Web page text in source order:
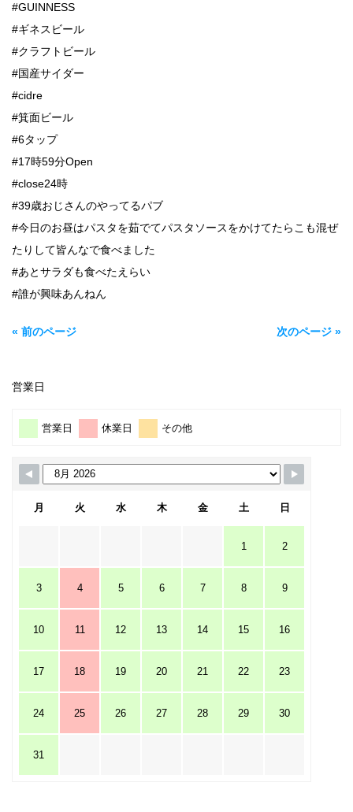
#GUINNESS
#ギネスビール
#クラフトビール
#国産サイダー
#cidre
#箕面ビール
#6タップ
#17時59分Open
#close24時
#39歳おじさんのやってるパブ
#今日のお昼はパスタを茹でてパスタソースをかけてたらこも混ぜ
たりして皆んなで食べました
#あとサラダも食べたえらい
#誰が興味あんねん
« 前のページ 次のページ »
営業日
営業日 休業日 その他
月 火 水 木 金 土 日
1 2
3 4 5 6 7 8 9
10 11 12 13 14 15 16
17 18 19 20 21 22 23
24 25 26 27 28 29 30
31